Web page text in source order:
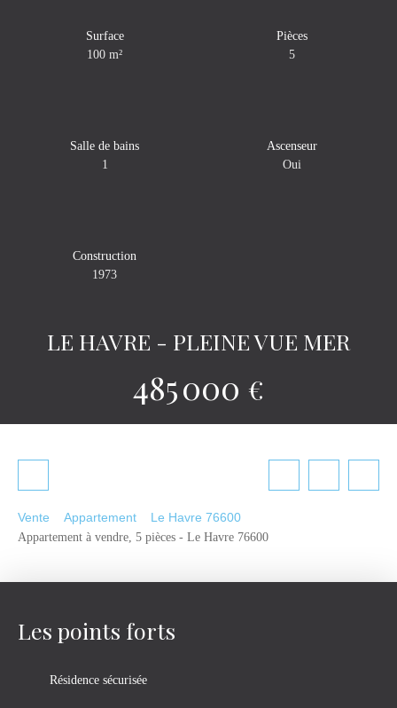
Surface
100m²
Pièces
5
Salle de bains
1
Ascenseur
Oui
Construction
1973
LE HAVRE - PLEINE VUE MER
485 000 €
Vente Appartement
Le Havre 76600
Appartement à vendre, 5 pièces - Le Havre 76600
Les points forts
Résidence sécurisée